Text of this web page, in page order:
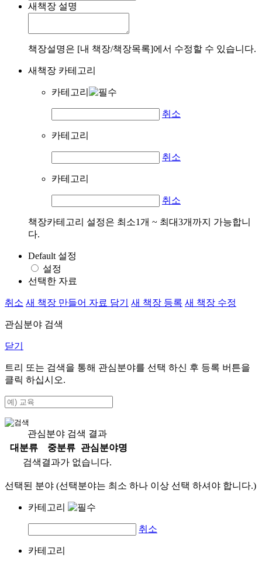
새책장 설명
책장설명은 [내 책장/책장목록]에서 수정할 수 있습니다.
새책장 카테고리
카테고리
취소
카테고리
취소
카테고리
취소
책장카테고리 설정은 최소1개 ~ 최대3개까지 가능합니
다.
Default 설정
설정
선택한 자료
취소 새 책장 만들어 자료 담기 새 책장 등록 새 책장 수정
관심분야 검색
닫기
트리 또는 검색을 통해 관심분야를 선택 하신 후 등록 버튼을
클릭 하십시오.
관심분야 검색 결과
대분류
중분류
관심분야명
검색결과가 없습니다.
선택된 분야 (선택분야는 최소 하나 이상 선택 하셔야 합니다.)
카테고리
취소
카테고리